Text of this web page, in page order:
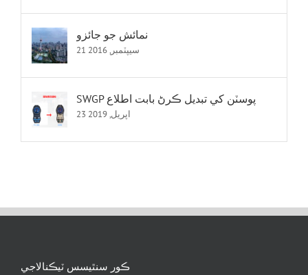
نمائش جو جائزو
21 سيپٽمبر, 2016
SWGP پوسٽن کي تبديل ڪرڻ بابت اطلاع
23 اپريل, 2019
ڪور سنٿيسس ٽيڪنالاجي